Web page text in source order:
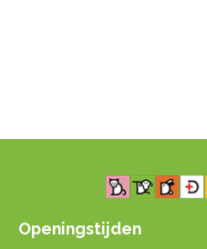
Openingstijden